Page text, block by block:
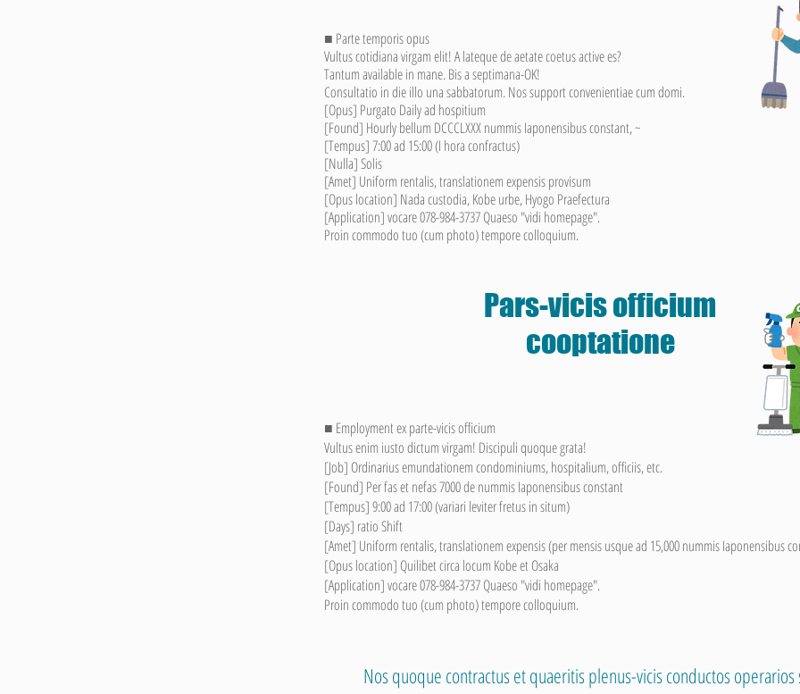
■ Parte temporis opus
Vultus cotidiana virgam elit! A lateque de aetate coetus active es?
Tantum available in mane. Bis a septimana-OK!
Consultatio in die illo una sabbatorum. Nos support convenientiae cum domi.
[Opus] Purgato Daily ad hospitium
[Found] Hourly bellum DCCCLXXX nummis Iaponensibus constant, ~
[Tempus] 7:00 ad 15:00 (I hora confractus)
[Nulla] Solis
[Amet] Uniform rentalis, translationem expensis provisum
[Opus location] Nada custodia, Kobe urbe, Hyogo Praefectura
[Application] vocare 078-984-3737 Quaeso "vidi homepage".
Proin commodo tuo (cum photo) tempore colloquium.
Pars-vicis officium
cooptatione
■ Employment ex parte-vicis officium
Vultus enim iusto dictum virgam! Discipuli quoque grata!
[Job] Ordinarius emundationem condominiums, hospitalium, officiis, etc.
[Found] Per fas et nefas 7000 de nummis Iaponensibus constant
[Tempus] 9:00 ad 17:00 (variari leviter fretus in situm)
[Days] ratio Shift
[Amet] Uniform rentalis, translationem expensis (per mensis usque ad 15,000 nummis Iaponensibus
[Opus location] Quilibet circa locum Kobe et Osaka
[Application] vocare 078-984-3737 Quaeso "vidi homepage".
Proin commodo tuo (cum photo) tempore colloquium.
Nos quoque contractus et quaeritis plenus-vicis conductos